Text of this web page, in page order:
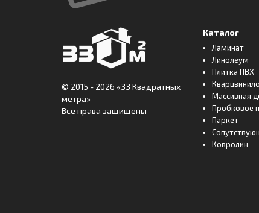
© 2015 - 2026 «33 Квадратных
метра»
Все права защищены
Каталог
Ламинат
Линолеум
Плитка ПВХ
Массивная
Пробковое
Паркет
Ковролин